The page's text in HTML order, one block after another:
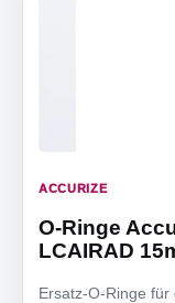
ACCURIZE
O-Ringe
LCAIRAD
Ersatz-O-Ringe